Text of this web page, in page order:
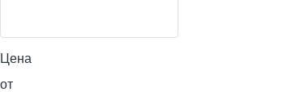
Цена
от